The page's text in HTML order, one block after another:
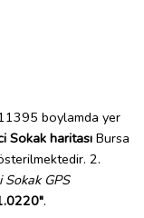
boylamda yer
Sokak haritası Bursa
2.
Sokak GPS
.